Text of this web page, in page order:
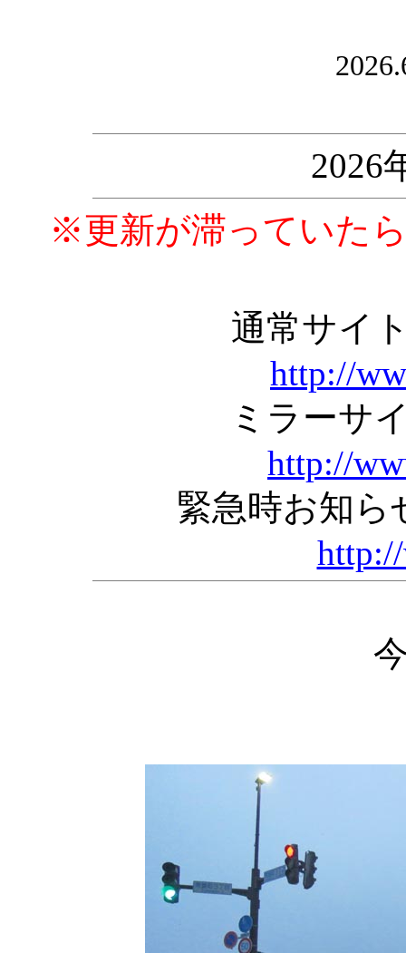
2026
※更新が滞っていた
通常サイ
http://
ミラーサ
http://
緊急時お知ら